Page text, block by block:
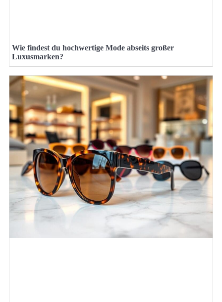
Wie findest du hochwertige Mode abseits großer
Luxusmarken?